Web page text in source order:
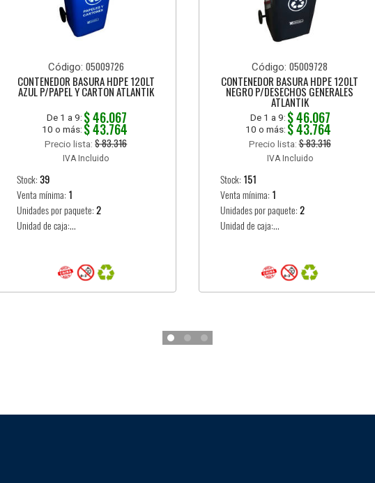
Código: 05009726
CONTENEDOR BASURA HDPE 120LT
AZUL P/PAPEL Y CARTON ATLANTIK
De 1 a 9: $ 46.067
10 o más: $ 43.764
Precio lista:$ 83.316
IVA Incluido
Stock:39
Venta mínima: 1
Unidades por paquete:2
Unidad de caja:...
Código:05009728
CONTENEDOR BASURA HDPE 120LT
NEGRO P/DESECHOS GENERALES
ATLANTIK
De 1 a 9: $ 46.067
10 o más: $ 43.764
Precio lista:$ 83.316
IVA Incluido
Stock: 151
Venta mínima: 1
Unidades por paquete:2
Unidad de caja:...